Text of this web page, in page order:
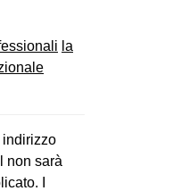
la
indirizzo
non sarà